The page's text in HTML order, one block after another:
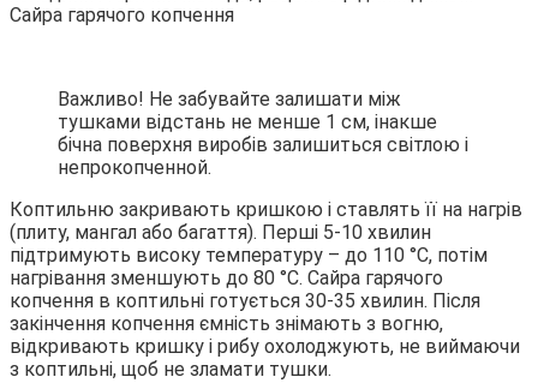
Сайра гарячого копчення
Важливо! Не забувайте залишати між
тушками відстань не менше 1 см, інакше
бічна поверхня виробів залишиться світлою і
непрокопченной.
Коптильню закривають кришкою і ставлять її на нагрів
(плиту, мангал або багаття). Перші 5-10 хвилин
підтримують високу температуру – до 110 °С, потім
нагрівання зменшують до 80 °С. Сайра гарячого
копчення в коптильні готується 30-35 хвилин. Після
закінчення копчення ємність знімають з вогню,
відкривають кришку і рибу охолоджують, не виймаючи
з коптильні, щоб не зламати тушки.